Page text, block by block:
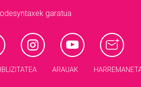
garatua
ARAUAK